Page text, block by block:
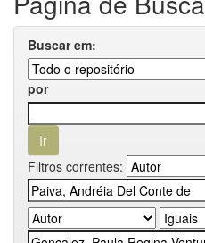
Buscar em:
por
Filtros correntes: